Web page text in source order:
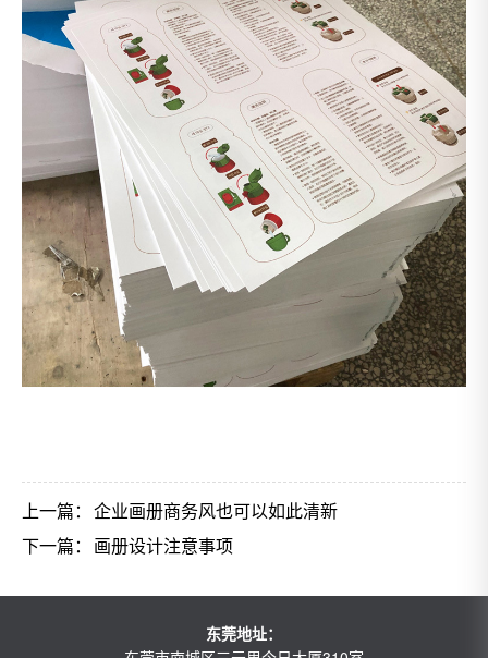
上一篇： 企业画册商务风也可以如此清新
下一篇：
画册设计注意事项
东莞地址：